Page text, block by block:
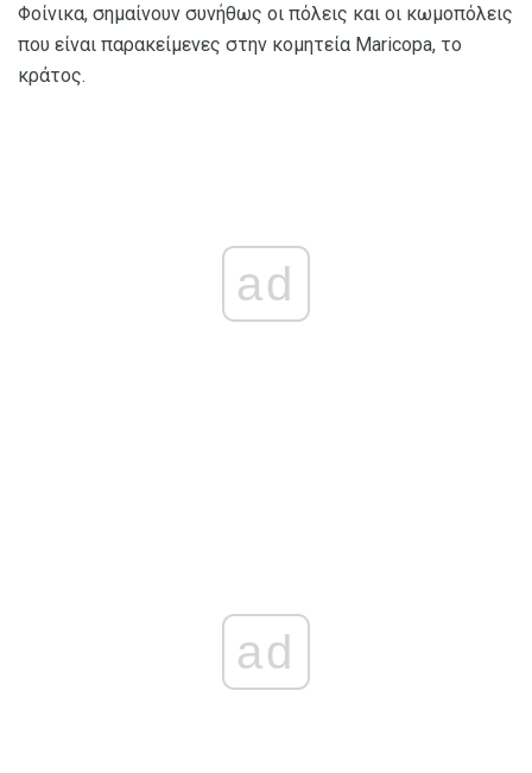
Φοίνικα, σημαίνουν συνήθως οι πόλεις και οι κωμοπόλεις
που είναι παρακείμενες στην κομητεία Maricopa, το
κράτος.
ad
ad